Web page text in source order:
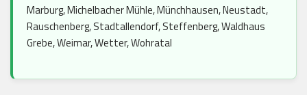
Marburg, Michelbacher Mühle, Münchhausen, Neustadt,
Rauschenberg, Stadtallendorf, Steffenberg, Waldhaus
Grebe, Weimar, Wetter, Wohratal